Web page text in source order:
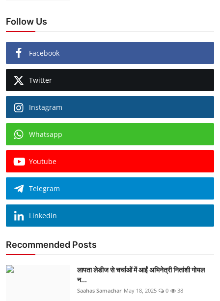
Follow Us
Facebook
Twitter
Instagram
Whatsapp
Youtube
Telegram
Linkedin
Recommended Posts
लापता लेडीज से चर्चाओं में आईं अभिनेत्री नितांशी गोयल
न...
Saahas Samachar May 18, 2025 0 38